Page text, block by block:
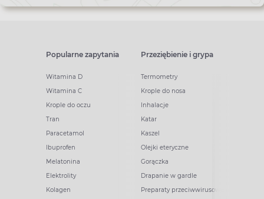
Popularne zapytania
Witamina D
Witamina C
Krople do oczu
Tran
Paracetamol
Ibuprofen
Melatonina
Elektrolity
Kolagen
Przeziębienie i grypa
Termometry
Krople do nosa
Inhalacje
Katar
Kaszel
Olejki eteryczne
Gorączka
Drapanie w gardle
Preparaty przeciwwirusowe